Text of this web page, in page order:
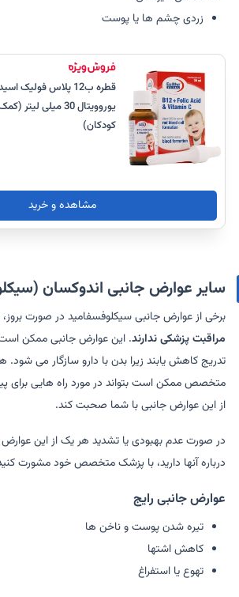
زردی چشم ها یا پوست
قطره ب12 پلاس
یوروویتال 30 میلی
کودکان)
مشاهده و خرید
سایر عوارض جانبی اندوکسان
برخی از عوارض جانبی سیکلوفسفامید در صورت بروز،
مراقبت پزشکی ندارند. این عوارض جانبی ممکن
تدریج کاهش یابند زیرا بدن با دارو سازگار می
متخصص ممکن است بتواند در مورد راه هایی برای
از این عوارض جانبی با شما صحبت کند.
در صورت عدم بهبودی یا تشدید هر یک از این عوارض
درباره آنها دارید، با پزشک متخصص خود مشورت
عوارض جانبی رایج
تیره شدن پوست و ناخن ها
کاهش اشتها
تهوع یا استفراغ